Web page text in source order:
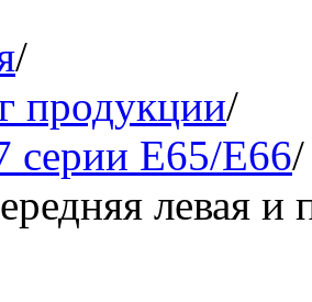
/
продукции/
серии E65/E66/
левая и